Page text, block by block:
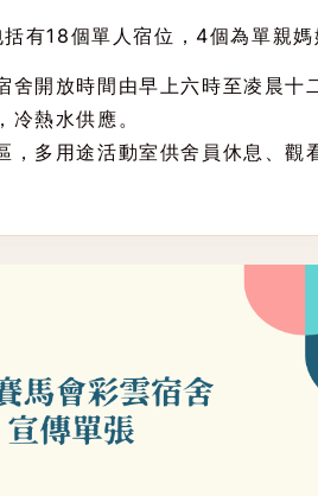
有18個單人宿位，4個為單親
舍開放時間由早上六時至凌晨十
冷熱水供應。
，多用途活動室供舍員休息、觀